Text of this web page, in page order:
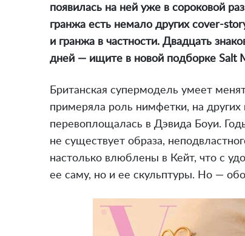
появилась на ней уже в сороковой
гранжа есть немало других cover-
и гранжа в частности. Двадцать
дней — ищите в новой подборке Salt
Британская супермодель умеет
примеряла роль нимфетки, на других
перевоплощалась в Дэвида Боуи.
не существует образа,
настолько влюблены в Кейт, что с
ее саму, но и ее скульптуры. Но —